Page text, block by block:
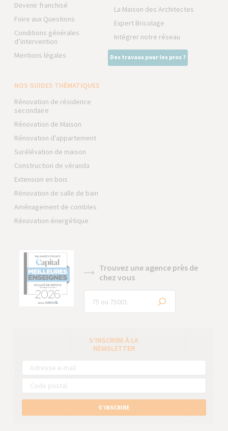
Devenir franchisé
Foire aux Questions
Conditions générales
d’intervention
Mentions légales
La Maison des Architectes
Expert Bricolage
Intégrer notre réseau
Des travaux pour les pros ?
NOS GUIDES THÉMATIQUES
Rénovation de résidence
secondaire
Rénovation de Maison
Rénovation d'appartement
Surélévation de maison
Construction de véranda
Extension en bois
Rénovation de salle de bain
Aménagement de combles
Rénovation énergétique
Trouvez une agence près de
chez vous
S’INSCRIRE À LA
NEWSLETTER
S’INSCRIRE